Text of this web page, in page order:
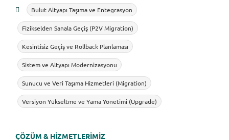
Bulut Altyapı Taşıma ve Entegrasyon
Fizikselden Sanala Geçiş (P2V Migration)
Kesintisiz Geçiş ve Rollback Planlaması
Sistem ve Altyapı Modernizasyonu
Sunucu ve Veri Taşıma Hizmetleri (Migration)
Versiyon Yükseltme ve Yama Yönetimi (Upgrade)
ÇÖZÜM & HİZMETLERİMİZ